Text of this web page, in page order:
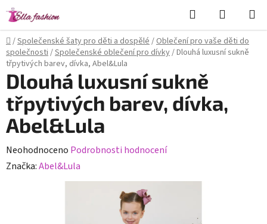
Přejít
na
obsah
Hledat
KOŠÍK
Domů
/Společenské šaty pro děti a dospělé/Oblečení pro vaše děti do
společnosti/Společenské oblečení pro dívky/Dlouhá luxusní sukně
třpytivých barev, dívka, Abel&Lula
Dlouhá luxusní sukně
třpytivých barev, dívka,
Abel&Lula
Průměrné
hodnocení
Neohodnoceno Podrobnosti hodnocení
Značka:Abel&Lula